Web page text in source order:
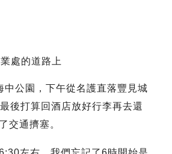
處的道路上
中公園，下午從名護直落豐見城
後打算回酒店放好行李再去還
交通擠塞。